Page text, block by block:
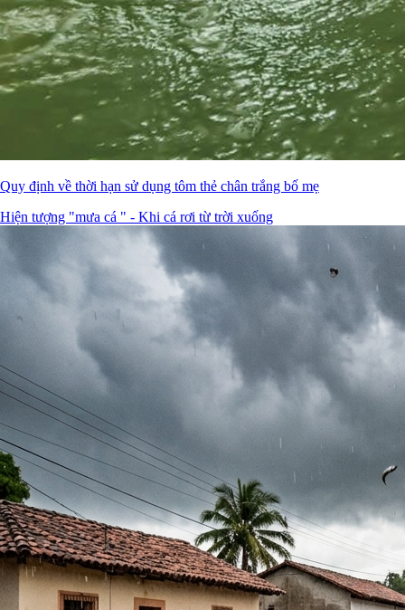
Quy định về thời hạn sử dụng tôm thẻ chân trắng bố mẹ
Hiện tượng "mưa cá " - Khi cá rơi từ trời xuống